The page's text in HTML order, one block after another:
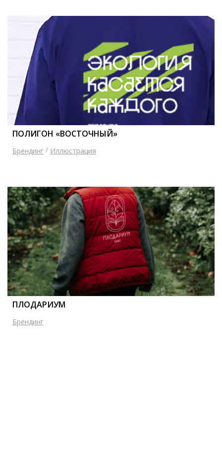
ПОЛИГОН «ВОСТОЧНЫЙ»
Брендинг / Иллюстрация
ПЛОДАРИУМ
Брендинг